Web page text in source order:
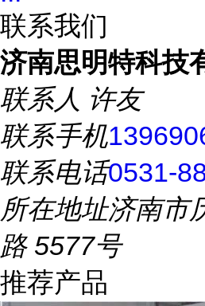
联系我们
济南思明特科技
联系人 许友
联系手机
联系电话0531-
所在地址济南市
路 5577号
推荐产品